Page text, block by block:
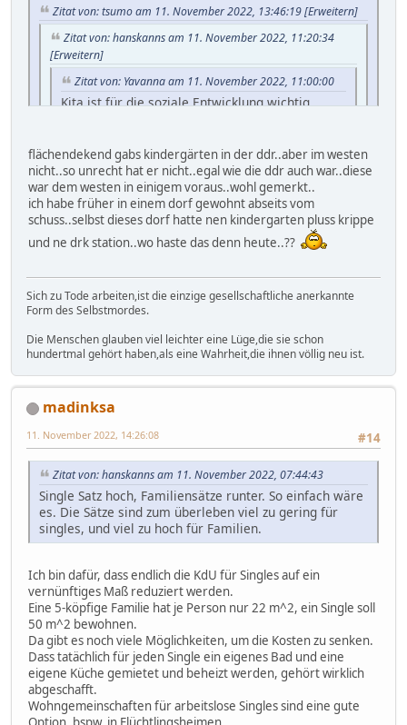
Zitat von: tsumo am 11. November 2022, 13:46:19[Erweitern]
Zitat von: hanskanns am 11. November 2022, 11:20:34
[Erweitern]
Zitat von: Yavanna am 11. November 2022, 11:00:00
Kita ist für die soziale Entwicklung wichtig.
einigen jahren flächendeckend in Deutschland,
auch so eine modeerscheinung. sowas gabs früher
nicht. normal ist kita nicht, vielleicht in irgend
welchen ost ländern aus der DDR woher der begriff
kita auch herkommt. ich kenne niemanden selber,
mich eingeschlossen, weder eltern, noch freunde,
noch verwandte die in einer kita waren als Kind.
wie alt bist du? bin 34 und war im kindergarten. ist
doch normal, auch damals schon
flächendekend gabs kindergärten in der ddr..aber im westen
nicht..so unrecht hat er nicht..egal wie die ddr auch war..diese
war dem westen in einigem voraus..wohl gemerkt..
ich habe früher in einem dorf gewohnt abseits vom
schuss..selbst dieses dorf hatte nen kindergarten pluss krippe
und ne drk station..wo haste das denn heute..??
Sich zu Tode arbeiten,ist die einzige gesellschaftliche anerkannte
Form des Selbstmordes.
Die Menschen glauben viel leichter eine Lüge,die sie schon
hundertmal gehört haben,als eine Wahrheit,die ihnen völlig neu ist.
madinksa
#14
11. November 2022, 14:26:08
Zitat von: hanskanns am 11. November 2022, 07:44:43
Single Satz hoch, Familiensätze runter. So einfach wäre
es. Die Sätze sind zum überleben viel zu gering für
singles, und viel zu hoch für Familien.
Ich bin dafür, dass endlich die KdU für Singles auf ein
vernünftiges Maß reduziert werden.
Eine 5-köpfige Familie hat je Person nur 22 m^2, ein Single soll
50 m^2 bewohnen.
Da gibt es noch viele Möglichkeiten, um die Kosten zu senken.
Dass tatächlich für jeden Single ein eigenes Bad und eine
eigene Küche gemietet und beheizt werden, gehört wirklich
abgeschafft.
Wohngemeinschaften für arbeitslose Singles sind eine gute